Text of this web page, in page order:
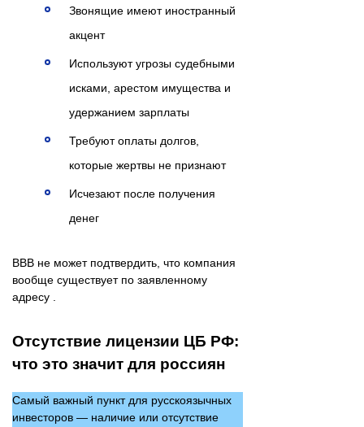
Звонящие имеют иностранный
акцент
Используют угрозы судебными
исками, арестом имущества и
удержанием зарплаты
Требуют оплаты долгов,
которые жертвы не признают
Исчезают после получения
денег
BBB не может подтвердить, что компания
вообще существует по заявленному
адресу .
Отсутствие лицензии ЦБ РФ:
что это значит для россиян
Самый важный пункт для русскоязычных
инвесторов — наличие или отсутствие